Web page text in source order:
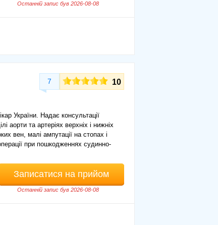
Останній запис був 2026-08-08
7 10
України. Надає консультації
аорти та артеріях верхніх і нижніх
вен, малі ампутації на стопах і
при пошкодженнях судинно-
Записатися на прийом
Останній запис був 2026-08-08